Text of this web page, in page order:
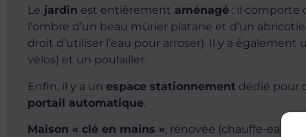
Le jardin est entièrement aménagé : il comporte
l’ombre d’un beau mûrier platane et d’un
droit d’utiliser l’eau pour arroser). Il y a également
vélos) et un poulailler.
Enfin, il y a un espace stationnement dédié pour
portail automatique.
Maison « clé en mains », rénovée (chauffe-eau